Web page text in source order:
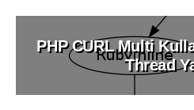
PHP CURL Multi
Thread